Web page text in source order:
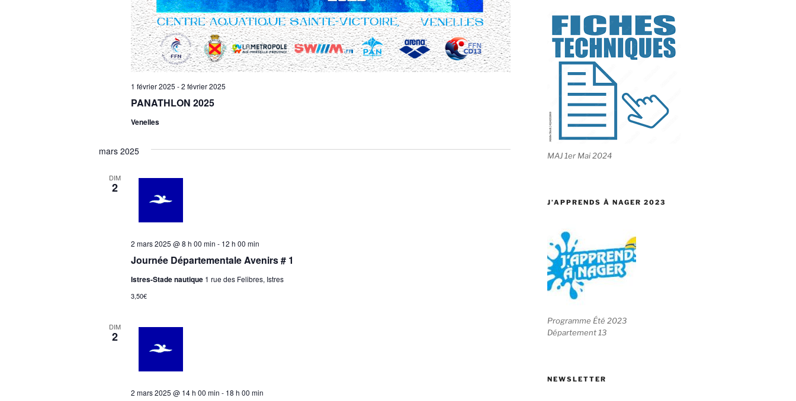
PANATHLON 2025
1 février 2025 -2 février 2025
Venelles
mars 2025
DIM
2
Journée Départementale Avenirs # 1
2 mars 2025 @ 8 h 00 min - 12 h 00 min
Istres-Stade nautique 1 rue des Felibres, Istres
3,50€
DIM
2
2 mars 2025 @ 14 h 00 min - 18 h 00 min
MAJ 1er Mai 2024
J’APPRENDS À NAGER 2023
Programme Été 2023
Département 13
NEWSLETTER